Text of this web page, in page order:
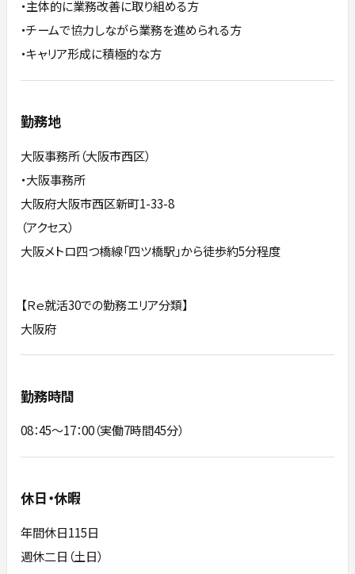
・主体的に業務改善に取り組める方
・チームで協力しながら業務を進められる方
・キャリア形成に積極的な方
勤務地
大阪事務所（大阪市西区）
・大阪事務所
大阪府大阪市西区新町1-33-8
（アクセス）
大阪メトロ四つ橋線「四ツ橋駅」から徒歩約5分程度
【Ｒｅ就活30での勤務エリア分類】
大阪府
勤務時間
08：45～17：00（実働7時間45分）
休日・休暇
年間休日115日
週休二日（土日）